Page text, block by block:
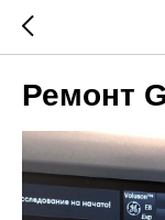
Ремонт